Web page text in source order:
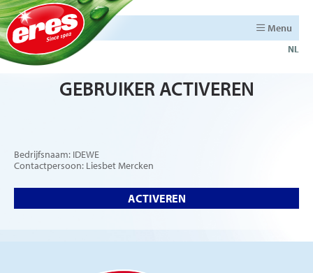
Menu
NL
GEBRUIKER ACTIVEREN
Bedrijfsnaam: IDEWE
Contactpersoon: Liesbet Mercken
ACTIVEREN